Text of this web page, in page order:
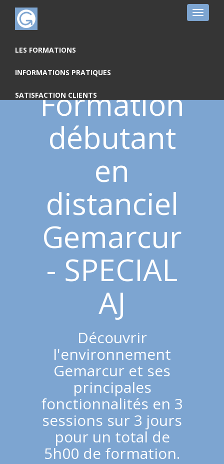
Toggle
LES FORMATIONS
INFORMATIONS PRATIQUES
SATISFACTION CLIENTS
Formation
débutant
en
distanciel
Gemarcur
- SPECIAL
AJ
Découvrir
l'environnement
Gemarcur et ses
principales
fonctionnalités en 3
sessions sur 3 jours
pour un total de
5h00 de formation.